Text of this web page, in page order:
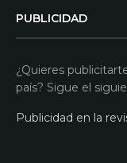
PUBLICIDAD
¿Quieres
país? Sigue el
Publicidad en la